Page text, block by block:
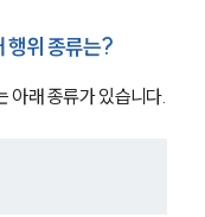
행위 종류는?
아래 종류가 있습니다.